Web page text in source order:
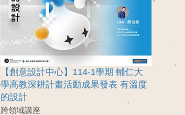
【創意設計中心】114-1學期 輔仁大
學高教深耕計畫活動成果發表 有溫度
的設計
跨領域講座